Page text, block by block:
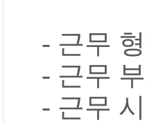
- 근무
- 근무
- 근무